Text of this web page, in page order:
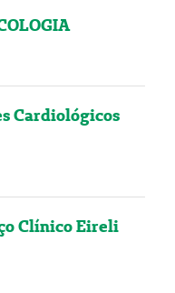
Cardiológicos
Clínico Eireli